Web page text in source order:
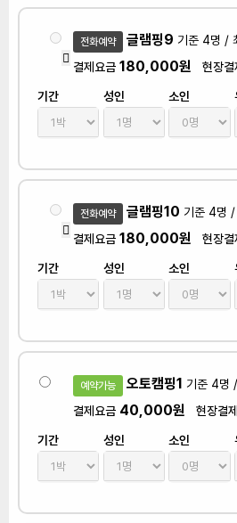
전화예약 글램핑9 기준 4명 /
결제요금 180,000원 현장결
기간 성인 소인
전화예약 글램핑10 기준 4명
결제요금 180,000원 현장결
기간 성인 소인
예약가능 오토캠핑1 기준 4명
결제요금 40,000원 현장결제
기간 성인 소인